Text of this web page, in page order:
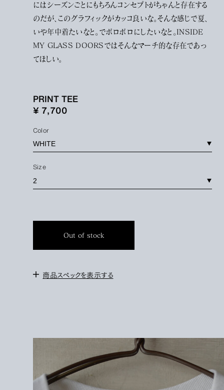
にはシーズンごとにもちろんコンセプトがちゃんと存在する
のだが、このグラフィックがカッコ良いな。そんな感じで夏、
いや年中着たいなと。でボロボロにしたいなと。INSIDE
MY GLASS DOORSではそんなマーチ的な存在であっ
てほしい。
PRINT TEE
¥ 7,700
Color
Size
Out of stock
商品スペックを表示する